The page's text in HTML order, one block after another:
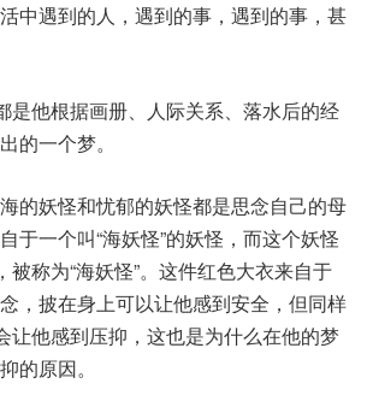
中遇到的人，遇到的事，遇到的事，甚
是他根据画册、人际关系、落水后的经
的一个梦。
的妖怪和忧郁的妖怪都是思念自己的母
于一个叫“海妖怪”的妖怪，而这个妖怪
被称为“海妖怪”。这件红色大衣来自于
，披在身上可以让他感到安全，但同样
让他感到压抑，这也是为什么在他的梦
的原因。